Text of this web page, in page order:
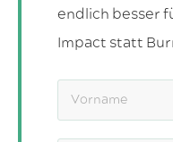
endlich besser
Impact statt